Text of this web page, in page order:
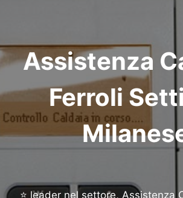
Assistenza
Ferroli
⭐ leader nel settore, Assistenza